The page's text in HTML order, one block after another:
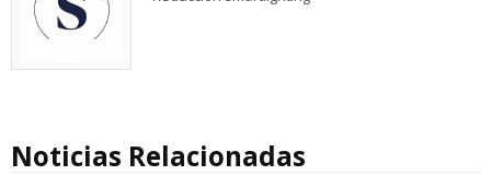
Noticias Relacionadas